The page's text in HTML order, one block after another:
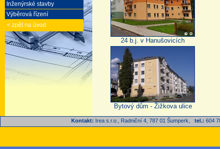
Inženýrské stavby
Výběrová řízení
< zpět na úvod
24 b.j. v Hanušovicích
Bytový dům - Žižkova ulice
Kontakt: Irea s.r.o., Radniční 4, 787 01 Šumperk, tel.: 604